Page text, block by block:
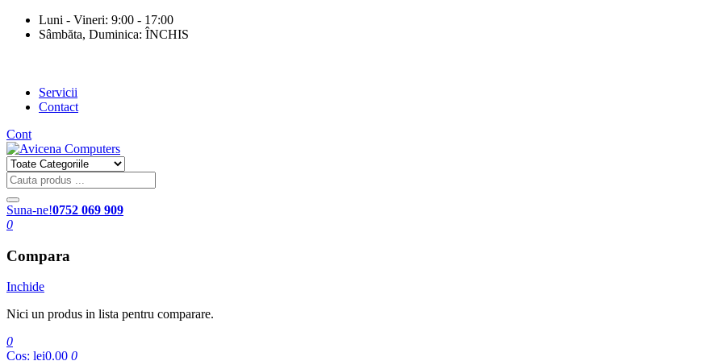
Luni - Vineri: 9:00 - 17:00
Sâmbăta, Duminica: ÎNCHIS
Servicii
Contact
Cont
Suna-ne!0752 069 909
0
Compara
Inchide
Nici un produs in lista pentru comparare.
0
Cos: lei0.00 0